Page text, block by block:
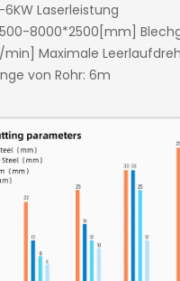
6KW Laserleistung
8000*2500[mm]
min] Maximale
von Rohr: 6m